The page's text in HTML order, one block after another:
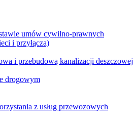
umów cywilno-prawnych
i przyłącza)
i przebudową kanalizacji deszczowej
drogowym
z usług przewozowych